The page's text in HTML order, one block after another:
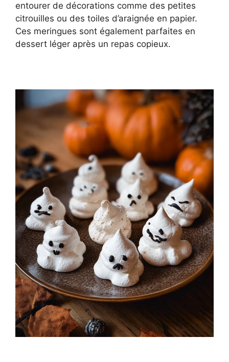
entourer de décorations comme des petites
citrouilles ou des toiles d’araignée en papier.
Ces meringues sont également parfaites en
dessert léger après un repas copieux.